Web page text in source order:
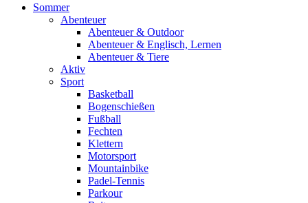
Sommer
Abenteuer
Abenteuer & Outdoor
Abenteuer & Englisch, Lernen
Abenteuer & Tiere
Aktiv
Sport
Basketball
Bogenschießen
Fußball
Fechten
Klettern
Motorsport
Mountainbike
Padel-Tennis
Parkour